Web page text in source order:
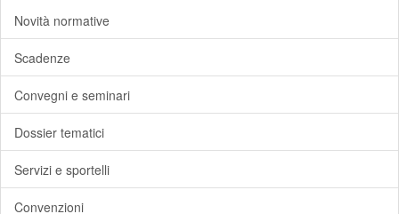
Novità normative
Scadenze
Convegni e seminari
Dossier tematici
Servizi e sportelli
Convenzioni